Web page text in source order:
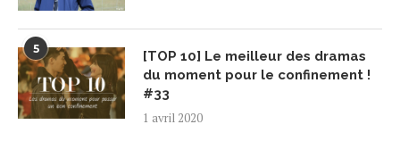
5
[TOP 10] Le meilleur des dramas
du moment pour le confinement !
#33
1 avril 2020